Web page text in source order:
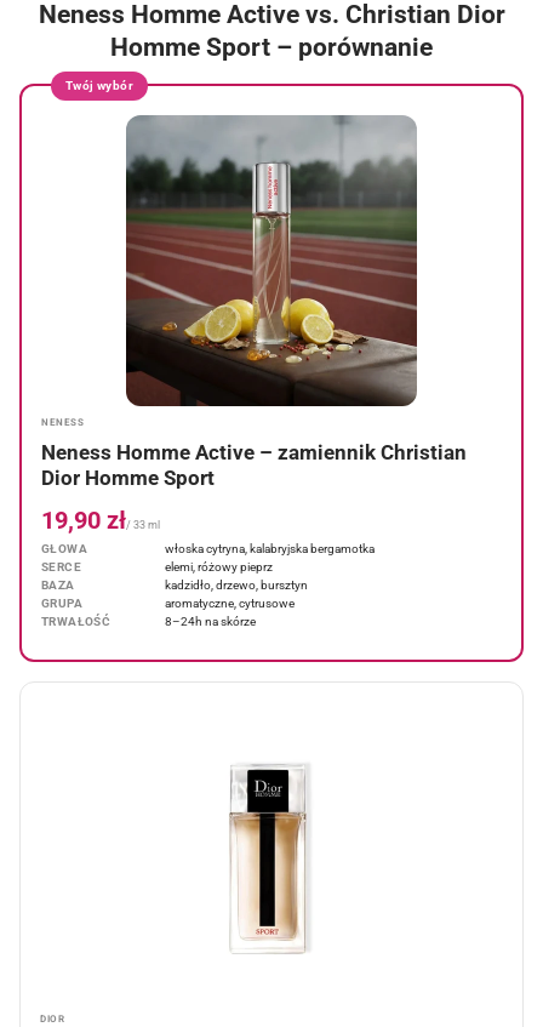
Neness Homme Active vs. Christian Dior
Homme Sport – porównanie
Twój wybór
NENESS
Neness Homme Active – zamiennik Christian
Dior Homme Sport
19,90 zł/ 33 ml
GŁOWA
włoska cytryna, kalabryjska bergamotka
SERCE
elemi, różowy pieprz
BAZA
kadzidło, drzewo, bursztyn
GRUPA
aromatyczne, cytrusowe
TRWAŁOŚĆ
8–24h na skórze
DIOR